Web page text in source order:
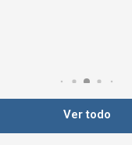
Ver todo